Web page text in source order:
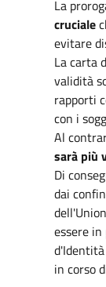
La
cruciale
evitare
La carta
validità
rapporti
con i
Al
sarà più
Di
dai
essere in
in corso